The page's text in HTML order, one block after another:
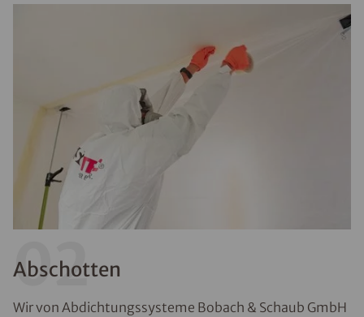
02
Abschotten
Wir von Abdichtungssysteme Bobach & Schaub GmbH